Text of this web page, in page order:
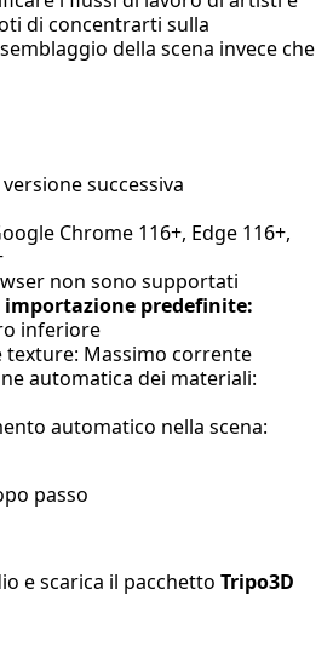
di concentrarti sulla
della scena invece che
successiva
Chrome 116+, Edge 116+,
non sono supportati
predefinite:
inferiore
texture: Massimo corrente
automatica dei materiali:
automatico nella scena:
passo
e scarica il pacchetto Tripo3D